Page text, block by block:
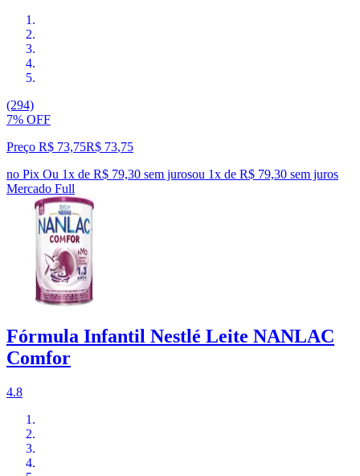
(294)
7% OFF
Preço R$ 73,75R$ 73,75
no Pix Ou 1x de R$ 79,30 sem jurosou 1x de R$ 79,30 sem juros
Mercado Full
Fórmula Infantil Nestlé Leite NANLAC
Comfor
4.8